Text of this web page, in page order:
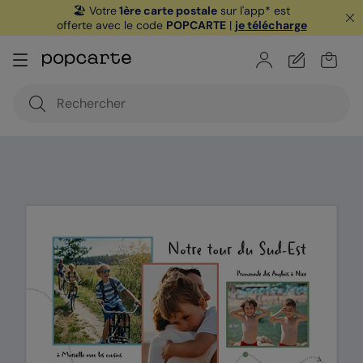
🏖️ Votre1ère carte postale sur l'app* est
offerte avec le code POPCARTE| je télécharge